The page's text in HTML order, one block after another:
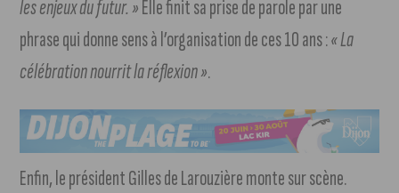
les enjeux du futur. »Elle finit sa prise de parole par une
phrase qui donne sens à l’organisation de ces 10 ans :« La
célébration nourrit la réflexion ».
Enfin, le président Gilles de Larouzière monte sur scène.